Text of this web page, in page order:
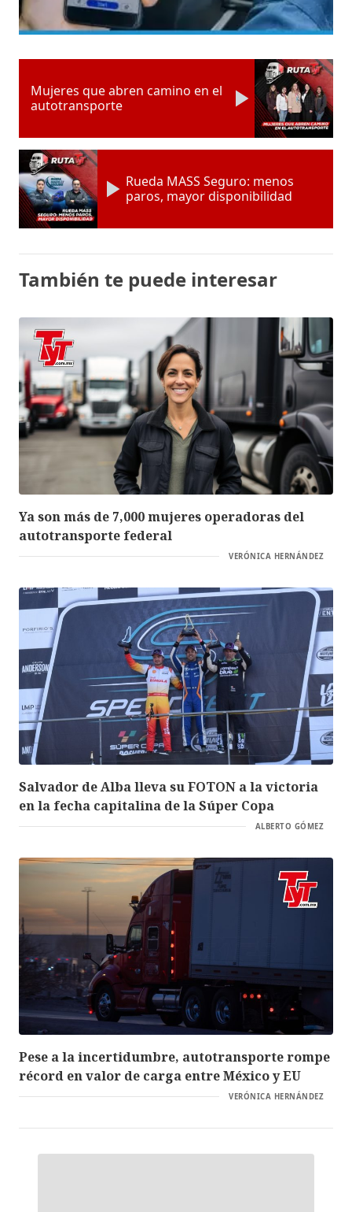
Mujeres que abren camino en el
autotransporte
Rueda MASS Seguro: menos
paros, mayor disponibilidad
También te puede interesar
Ya son más de 7,000 mujeres operadoras del
autotransporte federal
VERÓNICA HERNÁNDEZ
Salvador de Alba lleva su FOTON a la victoria
en la fecha capitalina de la Súper Copa
ALBERTO GÓMEZ
Pese a la incertidumbre, autotransporte rompe
récord en valor de carga entre México y EU
VERÓNICA HERNÁNDEZ